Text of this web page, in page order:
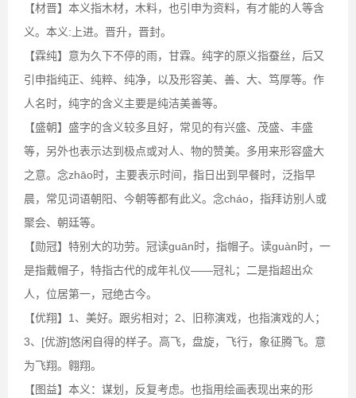
【材晋】本义指木材，木料，也引申为资料，有才能的人等含
义。本义:上进。晋升，晋封。
【霖纯】意为久下不停的雨，甘霖。纯字的原义指蚕丝，后又
引申指纯正、纯粹、纯净，以及形容美、善、大、笃厚等。作
人名时，纯字的含义主要是纯洁美善等。
【盛朝】盛字的含义较多且好，常见的有兴盛、茂盛、丰盛
等，另外也表示达到极点或对人、物的赞美。多用来形容盛大
之意。念zhāo时，主要表示时间，指日出到早餐时，泛指早
晨，常见词语朝阳、今朝等都有此义。念cháo，指拜访别人或
聚会、朝廷等。
【勋冠】特别大的功劳。冠读guān时，指帽子。读guàn时，一
是指戴帽子，特指古代的成年礼仪――冠礼；二是指超出众
人，位居第一，冠绝古今。
【优翔】1、美好。跟劣相对；2、旧称演戏，也指演戏的人；
3、[优游]悠闲自得的样子。高飞，盘旋，飞行，象征腾飞。意
为飞翔。翱翔。
【图益】本义：谋划，反复考虑。也指用绘画表现出来的形